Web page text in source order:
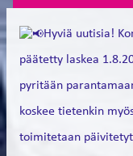
Hyviä uutisia!
päätetty laskea
pyritään
koskee tietenkin
toimitetaan